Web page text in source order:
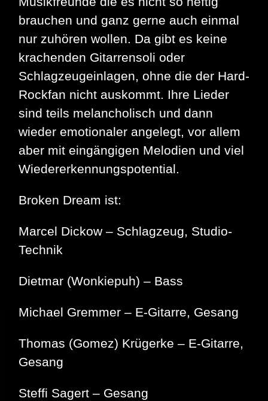
brauchen und ganz gerne auch einmal
nur zuhören wollen. Da gibt es keine
krachenden Gitarrensoli oder
Schlagzeugeinlagen, ohne die der Hard-
Rockfan nicht auskommt. Ihre Lieder
sind teils melancholisch und dann
wieder emotionaler angelegt, vor allem
aber mit eingängigen Melodien und viel
Wiedererkennungspotential.
Broken Dream ist:
Marcel Dickow – Schlagzeug, Studio-
Technik
Dietmar (Wonkiepuh) – Bass
Michael Gremmer – E-Gitarre, Gesang
Thomas (Gomez) Krügerke – E-Gitarre,
Gesang
Steffi Sagert – Gesang